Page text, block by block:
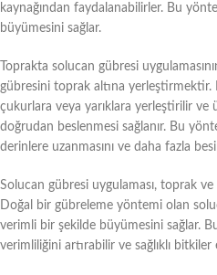
kaynağından faydalanabilirler. Bu
büyümesini sağlar.
Toprakta solucan gübresi
gübresini toprak altına
çukurlara veya yarıklara yerleştirilir
doğrudan beslenmesi sağlanır. Bu
derinlere uzanmasını ve daha fazla
Solucan gübresi uygulaması, toprak
Doğal bir gübreleme yöntemi olan
verimli bir şekilde büyümesini sağlar.
verimliliğini artırabilir ve sağlıklı